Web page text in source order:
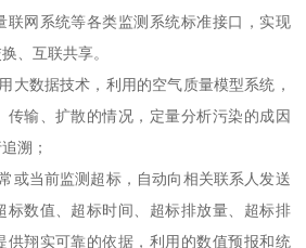
联网系统等各类监测系统标准接口，实现
、互联共享。
大数据技术，利用的空气质量模型系统，
传输、扩散的情况，定量分析污染的成因
溯；
或当前监测超标，自动向相关联系人发送
标数值、超标时间、超标排放量、超标排
供翔实可靠的依据，利用的数值预报和统